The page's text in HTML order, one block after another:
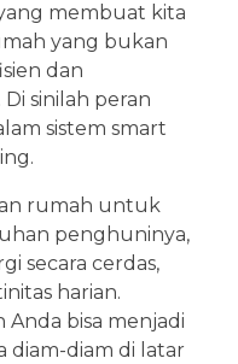
membuat kita
yang bukan
dan
sinilah peran
sistem smart
rumah untuk
penghuninya,
secara cerdas,
harian.
bisa menjadi
diam-diam di latar